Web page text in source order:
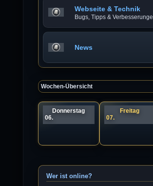
Webseite & Technik
Bugs, Tipps &
News
Wochen-Übersicht
Donnerstag
06.
Freitag
07.
Wer ist online?